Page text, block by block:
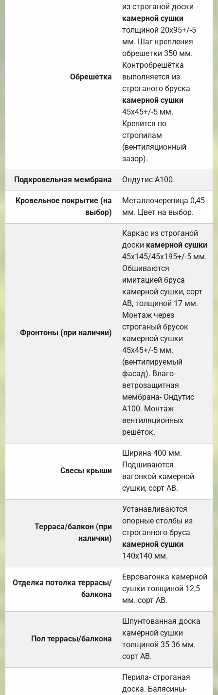
Обрешётка
из строганой доски
камерной сушки
толщиной 20х95+/-5
мм. Шаг крепления
обрешетки 350 мм.
Контробрешётка
выполняется из
строганого бруска
камерной сушки
45х45+/-5 мм.
Крепится по
стропилам
(вентиляционный
зазор).
Подкровельная мембрана Ондутис А100
Кровельное покрытие (на
выбор)
Металлочерепица 0,45
мм. Цвет на выбор.
Фронтоны (при наличии)
Каркас из строганой
доски камерной сушки
45х145/45х195+/-5 мм.
Обшиваются
имитацией бруса
камерной сушки, сорт
АВ, толщиной 17 мм.
Монтаж через
строганый брусок
камерной сушки
45х45+/-5 мм.
(вентилируемый
фасад). Влаго-
ветрозащитная
мембрана- Ондутис
А100. Монтаж
вентиляционных
решёток.
Свесы крыши
Ширина 400 мм.
Подшиваются
вагонкой камерной
сушки, сорт АВ.
Терраса/балкон (при
наличии)
Устанавливаются
опорные столбы из
строганного бруса
камерной сушки
140х140 мм.
Отделка потолка террасы/
балкона
Евровагонка камерной
сушки толщиной 12,5
мм. сорт АВ.
Пол террасы/балкона
Шпунтованная доска
камерной сушки
толщиной 35-36 мм.
сорт АВ.
Перила- строганая
доска. Балясины-